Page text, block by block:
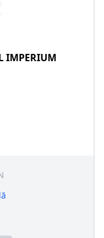
IMPERIUM